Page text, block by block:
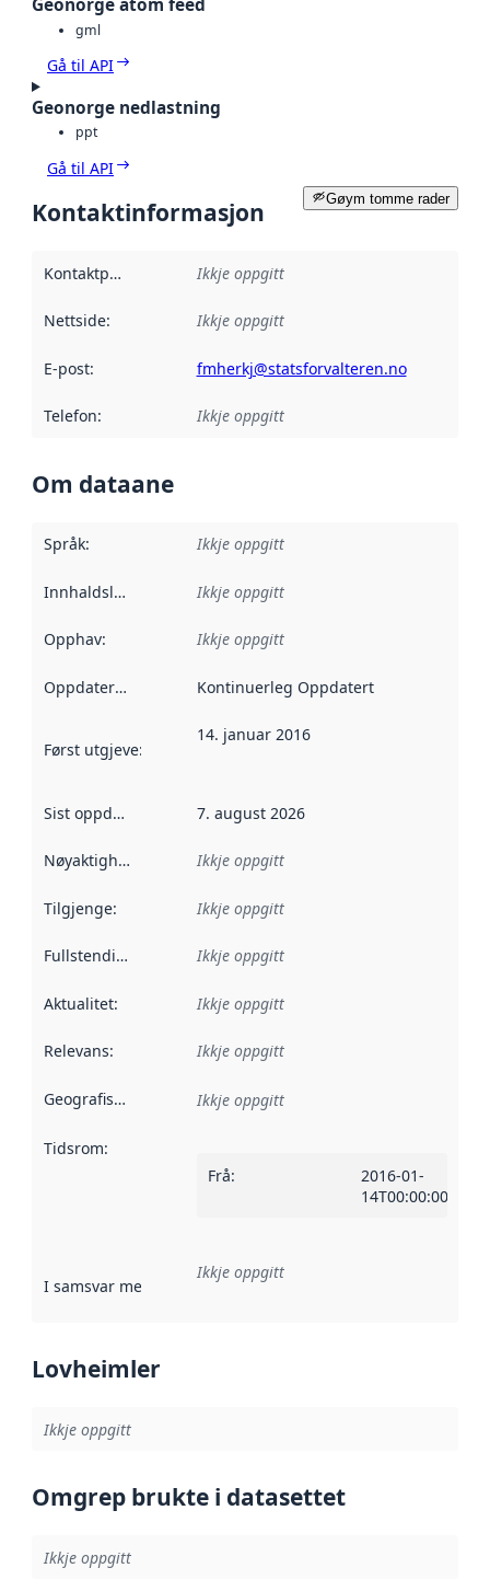
Geonorge atom feed
gml
Gå til API
Geonorge nedlastning
ppt
Gå til API
Gøym tomme rader
Kontaktinformasjon
Kontaktpunkt Ikkje oppgitt
Nettside: Ikkje oppgitt
E-post: fmherkj@statsforvalteren.no
Telefon: Ikkje oppgitt
Om dataane
Språk: Ikkje oppgitt
Innhaldsleverandørar :
Ikkje oppgitt
Opphav: Ikkje oppgitt
Oppdateringsfrekvens :
Kontinuerleg Oppdatert
Først utgjeve: Denne datoen seier når dataa i dette
14. januar 2016
Sist oppdatert 7. august 2026
Nøyaktigheit Ikkje oppgitt
Tilgjenge: Ikkje oppgitt
Fullstendigheit Ikkje oppgitt
Aktualitet: Ikkje oppgitt
Relevans: Ikkje oppgitt
Geografisk område Ikkje oppgitt
Tidsrom:
Frå:
2016-01-
14T00:00:00Z
I samsvar med Referanse til ei implementeringsregel eller
Ikkje oppgitt
Lovheimler
Ikkje oppgitt
Omgrep brukte i datasettet
Ikkje oppgitt